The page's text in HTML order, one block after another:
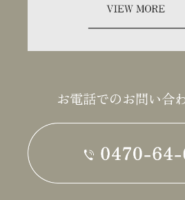
お電話でのお問い合